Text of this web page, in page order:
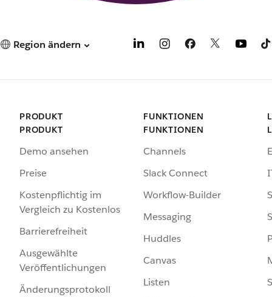
Region ändern
PRODUKT
PRODUKT
Demo ansehen
Preise
Kostenpflichtig im
Vergleich zu Kostenlos
Barrierefreiheit
Ausgewählte
Veröffentlichungen
Änderungsprotokoll
FUNKTIONEN
FUNKTIONEN
Channels
Slack Connect
Workflow-Builder
Messaging
Huddles
Canvas
Listen